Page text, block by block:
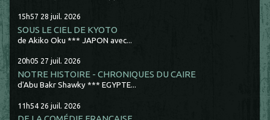
15h57 28 juil. 2026
SOUS LE CIEL DE KYOTO
de Akiko Oku *** JAPON avec...
20h05 27 juil. 2026
NOTRE HISTOIRE - CHRONIQUES DU CAIRE
d'Abu Bakr Shawky *** EGYPTE...
11h54 26 juil. 2026